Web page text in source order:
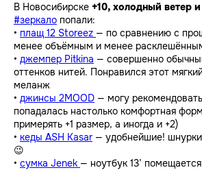
В Новосибирске +10, холодный ветер
#зеркало попали:
• плащ 12 Storeez — по сравнению с
менее объёмным и менее
• джемпер Pitkina — совершенно
оттенков нитей. Понравился этот
меланж
• джинсы 2MOOD — могу
попадалась настолько комфортная
примерять +1 размер, а иногда и +2)
• кеды ASH Kasar — удобнейшие!
😉
• сумка Jenek — ноутбук 13’ помещается